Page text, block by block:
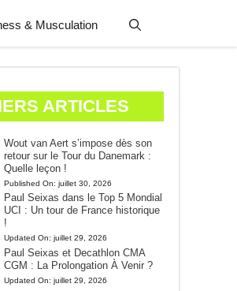
& Musculation
ARTICLES
Wout van Aert s’impose dès son
retour sur le Tour du Danemark :
Quelle leçon !
Published On: juillet 30, 2026
Paul Seixas dans le Top 5 Mondial
UCI : Un tour de France historique
!
Updated On: juillet 29, 2026
Paul Seixas et Decathlon CMA
CGM : La Prolongation À Venir ?
Updated On: juillet 29, 2026